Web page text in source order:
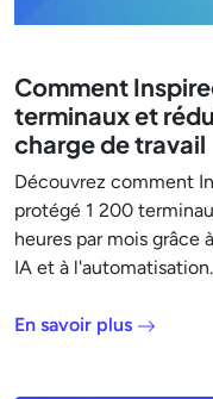
Comment
terminaux et
charge de travail
Découvrez comment
protégé 1 200
heures par mois grâce
IA et à l'automatisation.
En savoir plus